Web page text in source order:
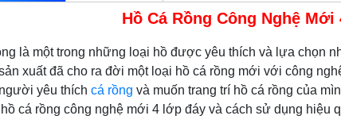
Hồ Cá Rồng Công Nghệ
một trong những loại hồ được yêu thích và lựa chọn
xuất đã cho ra đời một loại hồ cá rồng mới với công
yêu thích cá rồng và muốn trang trí hồ cá rồng của
cá rồng công nghệ mới 4 lớp đáy và cách sử dụng hiệu